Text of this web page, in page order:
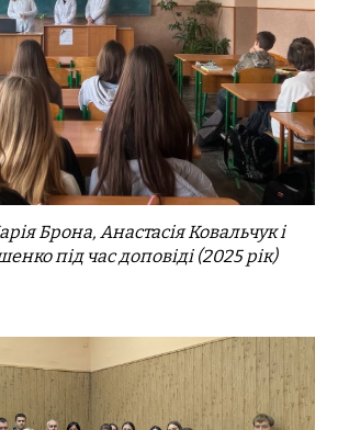
Брона, Анастасія Ковальчук і
під час доповіді (2025 рік)